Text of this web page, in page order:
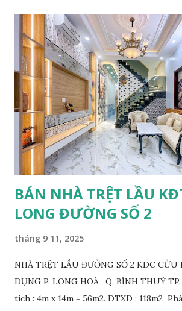
9x14=126m2 ODT. HƯỚNG: Tây Bắc . LỘ
15.5m, lề mỗi bên 4m PHÁP LÝ: Tái định
giao, không nợ CSHT, mua bán trực tiếp
Đường số 2, thông đường Làng Hoa,
KDC 12ha8, tiền năng tương lai thông qua
GIÁ BÁN 1 nền: 1.650.000.000 VND
HỆ: 0868250359 găp Nam, Zalo
nền.
BÁN NHÀ TRỆT LẦU
LONG ĐƯỜNG SỐ 2
tháng 9 11, 2025
NHÀ TRỆT LẦU ĐƯỜNG SỐ 2 KDC
DỰNG P. LONG HOÀ , Q. BÌNH THUỶ
tích : 4m x 14m = 56m2. DTXD : 118m2